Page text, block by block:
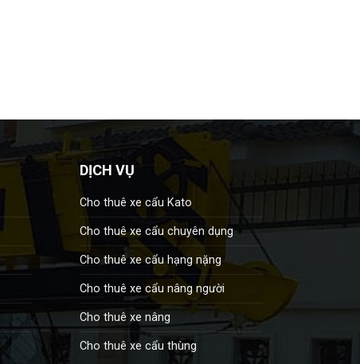
DỊCH VỤ
Cho thuê xe cẩu Kato
Cho thuê xe cẩu chuyên dụng
Cho thuê xe cẩu hạng nặng
Cho thuê xe cẩu nâng người
Cho thuê xe nâng
Cho thuê xe cẩu thùng